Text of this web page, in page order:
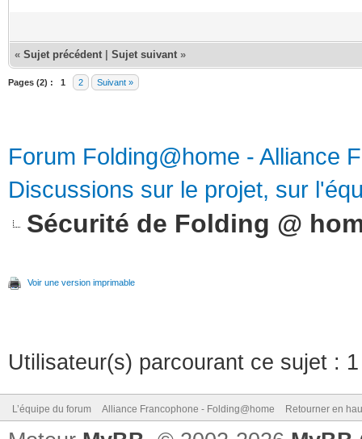
« Sujet précédent Sujet suivant »
Pages (2) : 1 2 Suivant »
Forum Folding@home - Alliance
Discussions sur le projet, sur
Sécurité de Folding @
Voir une version imprimable
Utilisateur(s) parcourant ce sujet :
L’équipe du forum Alliance Francophone - Folding@home Retourner en